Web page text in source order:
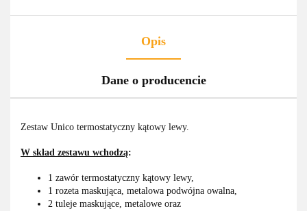
Opis
Dane o producencie
Zestaw Unico termostatyczny kątowy lewy.
W skład zestawu wchodzą:
1 zawór termostatyczny kątowy lewy,
1 rozeta maskująca, metalowa podwójna owalna,
2 tuleje maskujące, metalowe oraz